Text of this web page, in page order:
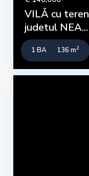
VILǍ cu
judetul NEA...
1 BA 136 m2